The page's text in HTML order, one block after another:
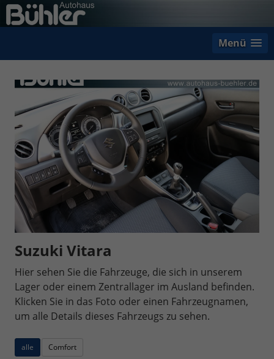
Menü
Suzuki Vitara
Hier sehen Sie die Fahrzeuge, die sich in unserem
Lager oder einem Zentrallager im Ausland befinden.
Klicken Sie in das Foto oder einen Fahrzeugnamen,
um alle Details dieses Fahrzeugs zu sehen.
alle Comfort